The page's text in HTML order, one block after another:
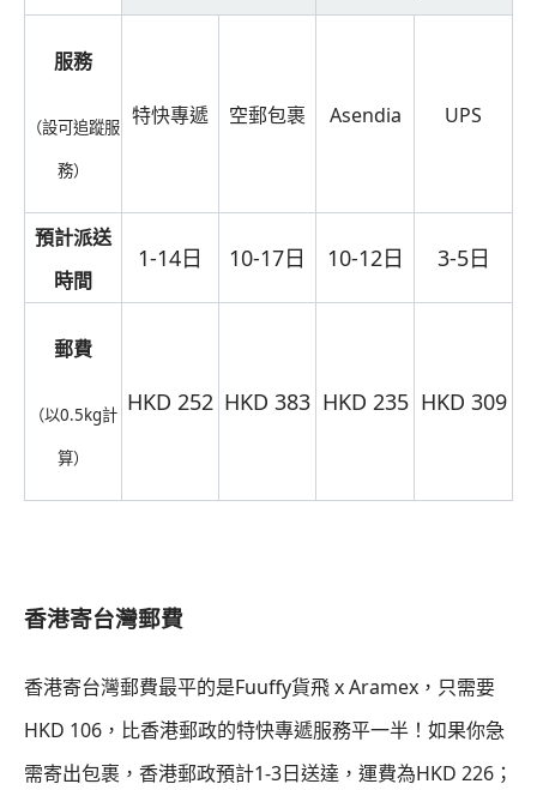
服務
（設可追蹤服
務）
特快專遞 空郵包裹 Asendia UPS
預計派送
時間
1-14日 10-17日 10-12日 3-5日
郵費
（以0.5kg計
算）
HKD 252 HKD 383 HKD 235 HKD 309
香港寄台灣郵費
香港寄台灣郵費最平的是Fuuffy貨飛 x Aramex，只需要
HKD 106，比香港郵政的特快專遞服務平一半！如果你急
需寄出包裹，香港郵政預計1-3日送達，運費為HKD 226；